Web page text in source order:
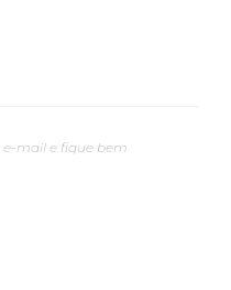
e-mail e fique bem